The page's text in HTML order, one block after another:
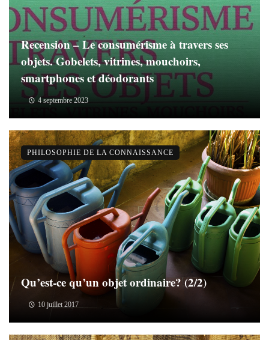
Recension – Le consumérisme à travers ses
objets. Gobelets, vitrines, mouchoirs,
smartphones et déodorants
4 septembre 2023
Qu’est-ce qu’un objet ordinaire? (2/2)
10 juillet 2017
PHILOSOPHIE DE LA CONNAISSANCE